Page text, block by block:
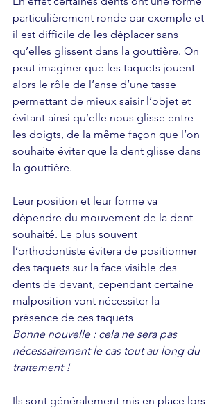
particulièrement ronde par exemple et
il est difficile de les déplacer sans
qu’elles glissent dans la gouttière. On
peut imaginer que les taquets jouent
alors le rôle de l’anse d’une tasse
permettant de mieux saisir l’objet et
évitant ainsi qu’elle nous glisse entre
les doigts, de la même façon que l’on
souhaite éviter que la dent glisse dans
la gouttière.
Leur position et leur forme va
dépendre du mouvement de la dent
souhaité. Le plus souvent
l’orthodontiste évitera de positionner
des taquets sur la face visible des
dents de devant, cependant certaine
malposition vont nécessiter la
présence de ces taquets
Bonne nouvelle : cela ne sera pas
nécessairement le cas tout au long du
traitement !
Ils sont généralement mis en place lors